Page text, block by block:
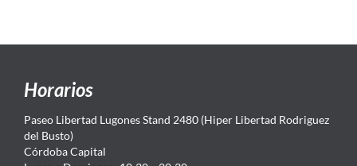
Horarios
Paseo Libertad Lugones Stand 2480 (Hiper Libertad Rodriguez
del Busto)
Córdoba Capital